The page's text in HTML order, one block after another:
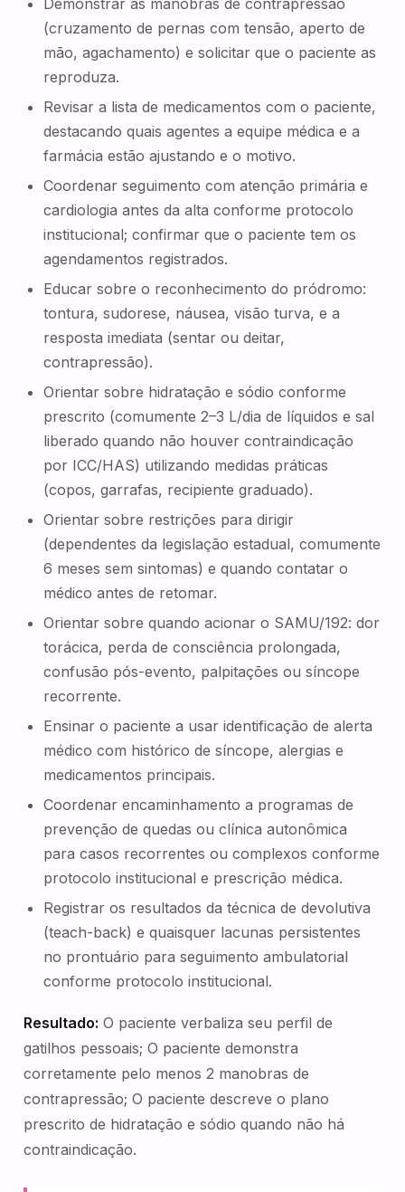
Demonstrar as manobras de contrapressão
(cruzamento de pernas com tensão, aperto de
mão, agachamento) e solicitar que o paciente as
reproduza.
Revisar a lista de medicamentos com o paciente,
destacando quais agentes a equipe médica e a
farmácia estão ajustando e o motivo.
Coordenar seguimento com atenção primária e
cardiologia antes da alta conforme protocolo
institucional; confirmar que o paciente tem os
agendamentos registrados.
Educar sobre o reconhecimento do pródromo:
tontura, sudorese, náusea, visão turva, e a
resposta imediata (sentar ou deitar,
contrapressão).
Orientar sobre hidratação e sódio conforme
prescrito (comumente 2–3 L/dia de líquidos e sal
liberado quando não houver contraindicação
por ICC/HAS) utilizando medidas práticas
(copos, garrafas, recipiente graduado).
Orientar sobre restrições para dirigir
(dependentes da legislação estadual, comumente
6 meses sem sintomas) e quando contatar o
médico antes de retomar.
Orientar sobre quando acionar o SAMU/192: dor
torácica, perda de consciência prolongada,
confusão pós-evento, palpitações ou síncope
recorrente.
Ensinar o paciente a usar identificação de alerta
médico com histórico de síncope, alergias e
medicamentos principais.
Coordenar encaminhamento a programas de
prevenção de quedas ou clínica autonômica
para casos recorrentes ou complexos conforme
protocolo institucional e prescrição médica.
Registrar os resultados da técnica de devolutiva
(teach-back) e quaisquer lacunas persistentes
no prontuário para seguimento ambulatorial
conforme protocolo institucional.
Resultado: O paciente verbaliza seu perfil de
gatilhos pessoais; O paciente demonstra
corretamente pelo menos 2 manobras de
contrapressão; O paciente descreve o plano
prescrito de hidratação e sódio quando não há
contraindicação.